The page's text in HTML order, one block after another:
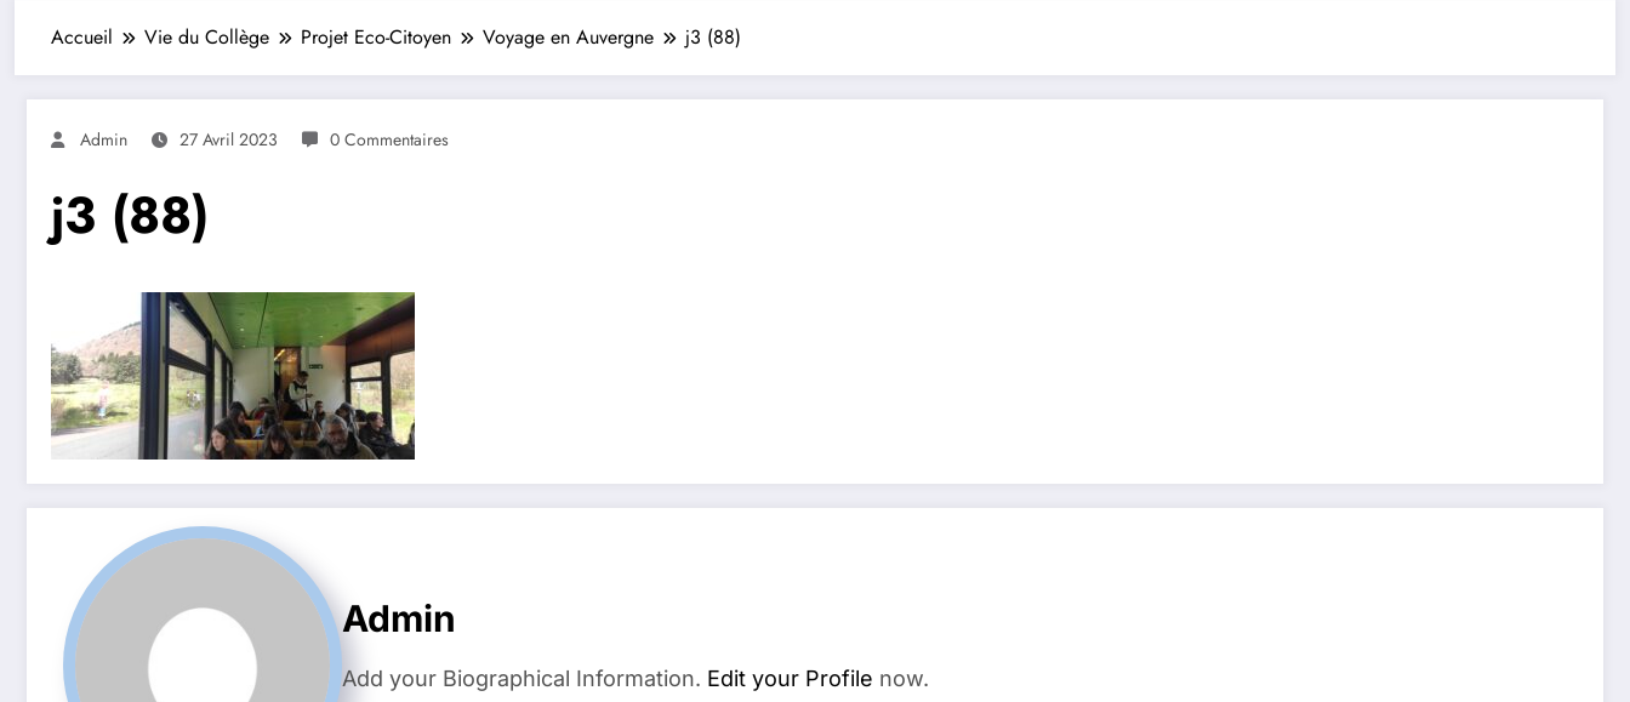
Accueil Vie du Collège Projet Eco-Citoyen Voyage en Auvergne j3 (88)
Admin 27 Avril 2023 0 Commentaires
j3 (88)
Admin
Add your Biographical Information. Edit your Profile now.